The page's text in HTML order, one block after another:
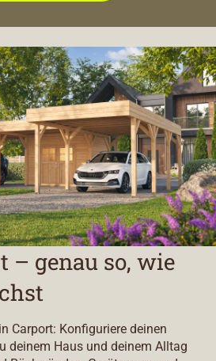
– genau so, wie
Carport: Konfiguriere deinen
deinem Haus und deinem Alltag